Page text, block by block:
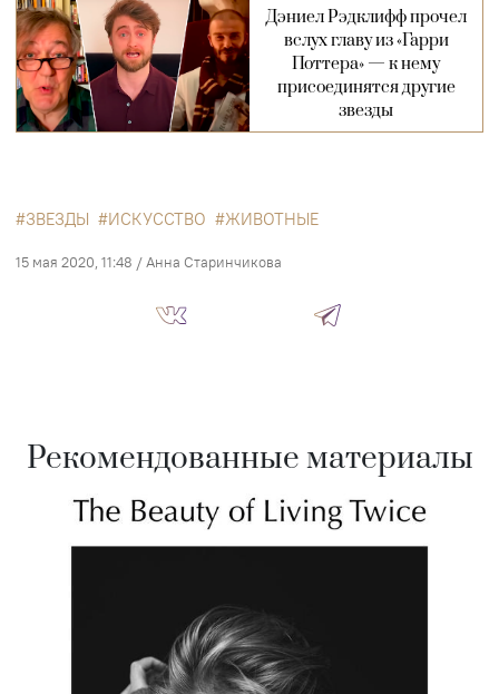
Дэниел Рэдклифф прочел
вслух главу из «Гарри
Поттера» — к нему
присоединятся другие
звезды
ЗВЕЗДЫ ИСКУССТВО ЖИВОТНЫЕ
15 мая 2020, 11:48 / Анна Старинчикова
Рекомендованные материалы